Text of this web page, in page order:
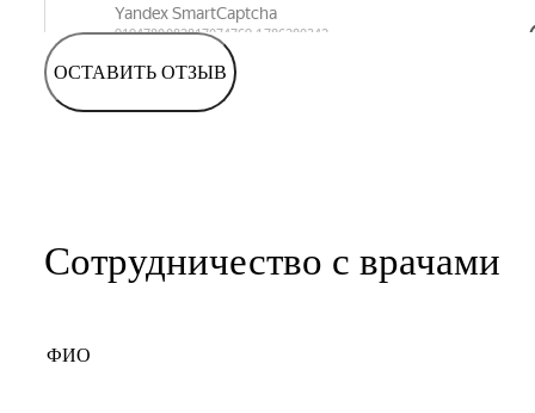
ОСТАВИТЬ ОТЗЫВ
Сотрудничество с врачами